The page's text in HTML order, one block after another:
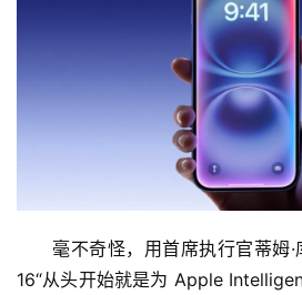
毫不奇怪，用首席执行官蒂姆
16“从头开始就是为 Apple